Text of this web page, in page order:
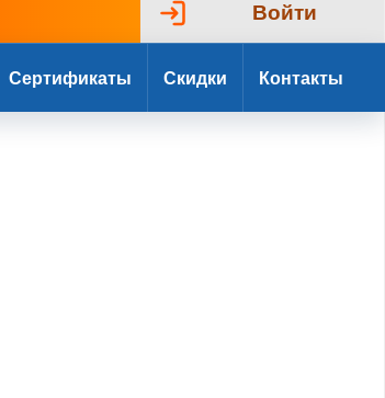
Войти
Сертификаты Скидки Контакты